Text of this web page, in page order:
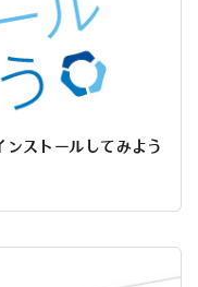
ストールしてみよう